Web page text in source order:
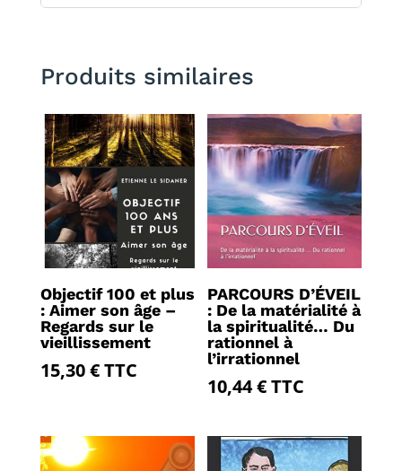
Produits similaires
Objectif 100 et plus
: Aimer son âge –
Regards sur le
vieillissement
15,30€TTC
PARCOURS D’ÉVEIL
: De la matérialité à
la spiritualité… Du
rationnel à
l’irrationnel
10,44€TTC